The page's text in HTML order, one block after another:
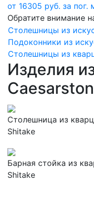
от 16305 руб. за пог.
Обратите внимание
Столешницы из
Подоконники из
Столешницы из
Изделия
Столешница из
Shitake
Барная стойка из
Shitake